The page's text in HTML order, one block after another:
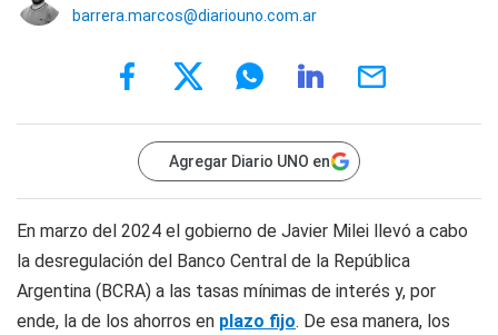
barrera.marcos@diariouno.com.ar
Agregar Diario UNO en
En marzo del 2024 el gobierno de Javier Milei llevó a cabo
la desregulación del Banco Central de la República
Argentina (BCRA) a las tasas mínimas de interés y, por
ende, la de los ahorros en plazo fijo. De esa manera, los